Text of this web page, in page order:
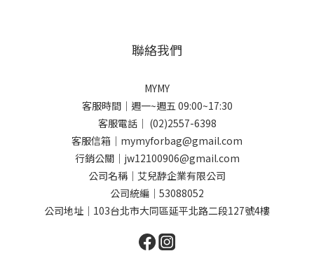
聯絡我們
MYMY
客服時間｜週一~週五 09:00~17:30
客服電話｜ (02)2557-6398
客服信箱｜mymyforbag@gmail.com
行銷公關｜jw12100906@gmail.com
公司名稱｜艾兒馞企業有限公司
公司統編｜53088052
公司地址｜103台北市大同區延平北路二段127號4樓